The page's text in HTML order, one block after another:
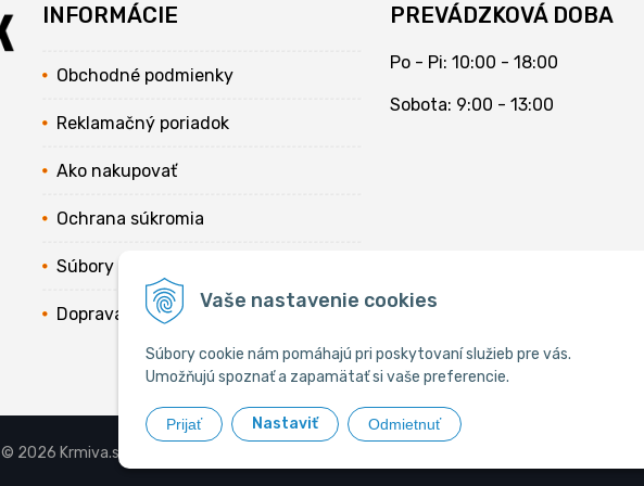
Vaše nastavenie cookies
Súbory cookie nám pomáhajú pri poskytovaní služieb pre vás.
Umožňujú spoznať a zapamätať si vaše preferencie.
Prijať Nastaviť Odmietnuť
INFORMÁCIE
Obchodné podmienky
Reklamačný poriadok
Ako nakupovať
Ochrana súkromia
Súbory cookies
Doprava
PREVÁDZKOVÁ DOBA
Po - Pi: 10:00 - 18:00
Sobota: 9:00 - 13:00
© 2026 Krmiva.sk - Chovateľské potreby •